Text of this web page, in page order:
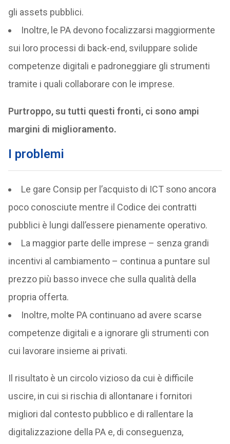
gli assets pubblici.
Inoltre, le PA devono focalizzarsi maggiormente
sui loro processi di back-end, sviluppare solide
competenze digitali e padroneggiare gli strumenti
tramite i quali collaborare con le imprese.
Purtroppo, su tutti questi fronti, ci sono ampi
margini di miglioramento.
I problemi
Le gare Consip per l’acquisto di ICT sono ancora
poco conosciute mentre il Codice dei contratti
pubblici è lungi dall’essere pienamente operativo.
La maggior parte delle imprese – senza grandi
incentivi al cambiamento – continua a puntare sul
prezzo più basso invece che sulla qualità della
propria offerta.
Inoltre, molte PA continuano ad avere scarse
competenze digitali e a ignorare gli strumenti con
cui lavorare insieme ai privati.
Il risultato è un circolo vizioso da cui è difficile
uscire, in cui si rischia di allontanare i fornitori
migliori dal contesto pubblico e di rallentare la
digitalizzazione della PA e, di conseguenza,